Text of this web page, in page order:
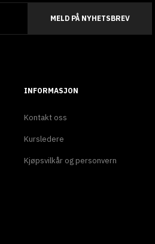
MELD PÅ NYHETSBREV
INFORMASJON
Kontakt oss
Kursledere
Kjøpsvilkår og personvern